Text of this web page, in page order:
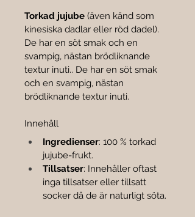
Torkad jujube (även känd som
kinesiska dadlar eller röd dadel).
De har en söt smak och en
svampig, nästan brödliknande
textur inuti.. De har en söt smak
och en svampig, nästan
brödliknande textur inuti.
Innehåll
Ingredienser: 100 % torkad
jujube-frukt.
Tillsatser: Innehåller oftast
inga tillsatser eller tillsatt
socker då de är naturligt söta.